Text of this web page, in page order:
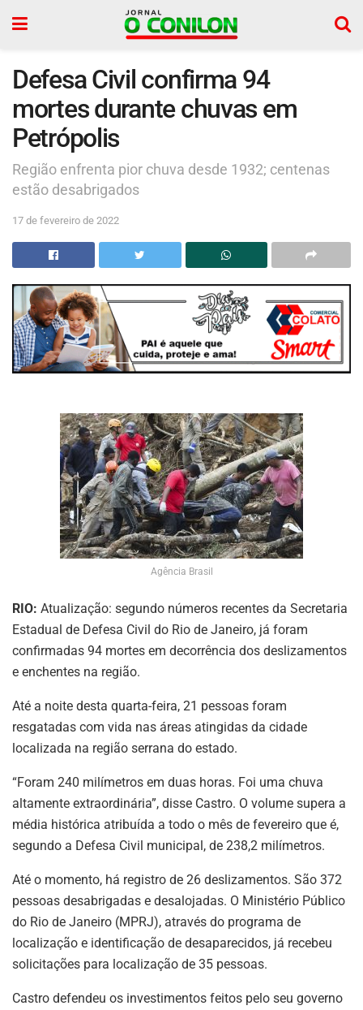
Defesa Civil confirma 94
mortes durante chuvas em
Petrópolis
Região enfrenta pior chuva desde 1932; centenas
estão desabrigados
17 de fevereiro de 2022
Agência Brasil
RIO: Atualização: segundo números recentes da Secretaria
Estadual de Defesa Civil do Rio de Janeiro, já foram
confirmadas 94 mortes em decorrência dos deslizamentos
e enchentes na região.
Até a noite desta quarta-feira, 21 pessoas foram
resgatadas com vida nas áreas atingidas da cidade
localizada na região serrana do estado.
“Foram 240 milímetros em duas horas. Foi uma chuva
altamente extraordinária”, disse Castro. O volume supera a
média histórica atribuída a todo o mês de fevereiro que é,
segundo a Defesa Civil municipal, de 238,2 milímetros.
Até o momento, há registro de 26 deslizamentos. São 372
pessoas desabrigadas e desalojadas. O Ministério Público
do Rio de Janeiro (MPRJ), através do programa de
localização e identificação de desaparecidos, já recebeu
solicitações para localização de 35 pessoas.
Castro defendeu os investimentos feitos pelo seu governo